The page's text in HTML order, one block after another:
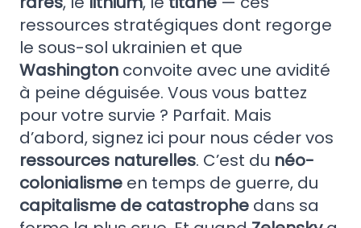
ressources stratégiques dont regorge
le sous-sol ukrainien et que
Washington convoite avec une avidité
à peine déguisée. Vous vous battez
pour votre survie ? Parfait. Mais
d’abord, signez ici pour nous céder vos
ressources naturelles. C’est du néo-
colonialisme en temps de guerre, du
capitalisme de catastrophe dans sa